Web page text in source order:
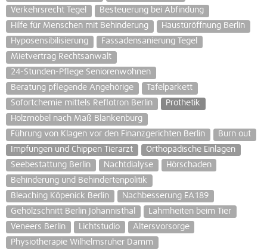
Verkehrsrecht Tegel
Besteuerung bei Abfindung
Hilfe für Menschen mit Behinderung
Haustüröffnung Berlin
Hyposensibilisierung
Fassadensanierung Tegel
Mietvertrag Rechtsanwalt
24-Stunden-Pflege Seniorenwohnen
Beratung pflegende Angehörige
Tafelparkett
Sofortchemie mittels Reflotron Berlin
Prothetik
Holzmöbel nach Maß Blankenburg
Führung von Klagen vor den Finanzgerichten Berlin
Burn out
Impfungen und Chippen Tierarzt
Orthopädische Einlagen
Seebestattung Berlin
Nachtdialyse
Hörschaden
Behinderung und Behindertenpolitik
Bleaching Köpenick Berlin
Nachbesserung EA189
Gehölzschnitt Berlin Johannisthal
Lahmheiten beim Tier
Veneers Berlin
Lichtstudio
Altersvorsorge
Physiotherapie Wilhelmsruher Damm